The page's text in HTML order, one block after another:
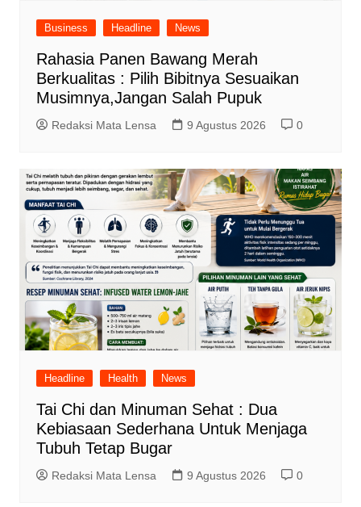
Business Headline News
Rahasia Panen Bawang Merah
Berkualitas : Pilih Bibitnya Sesuaikan
Musimnya,Jangan Salah Pupuk
Redaksi Mata Lensa 9 Agustus 2026 0
Headline Health News
Tai Chi dan Minuman Sehat : Dua
Kebiasaan Sederhana Untuk Menjaga
Tubuh Tetap Bugar
Redaksi Mata Lensa 9 Agustus 2026 0